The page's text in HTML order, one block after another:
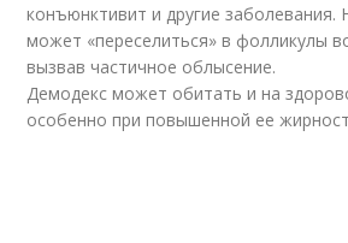
конъюнктивит и другие заболевания.
может «переселиться» в фолликулы
вызвав частичное облысение.
Демодекс может обитать и на
особенно при повышенной ее